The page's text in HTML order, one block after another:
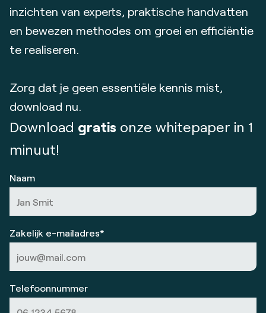
inzichten van experts, praktische handvatten
en bewezen methodes om groei en efficiëntie
te realiseren.
Zorg dat je geen essentiële kennis mist,
download nu.
Download gratis onze whitepaper in 1
minuut!
Naam
Zakelijk e-mailadres*
Telefoonnummer